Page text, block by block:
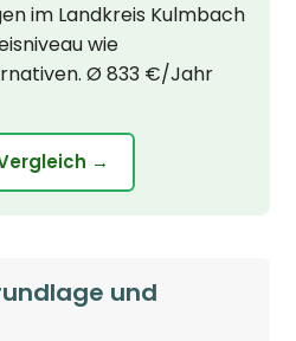
im Landkreis Kulmbach
wie
Ø 833 €/Jahr
→
und